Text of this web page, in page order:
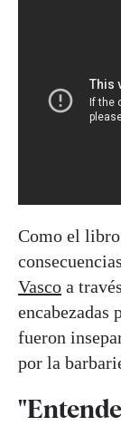
Como el libro
Vasco a
fueron
por la